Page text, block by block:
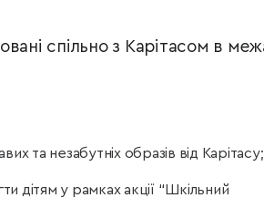
спільно з Карітасом в
та незабутніх образів від Карітасу;
дітям у рамках акції “Шкільний